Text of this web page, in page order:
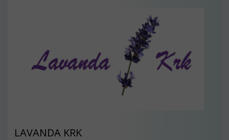
LAVANDA KRK